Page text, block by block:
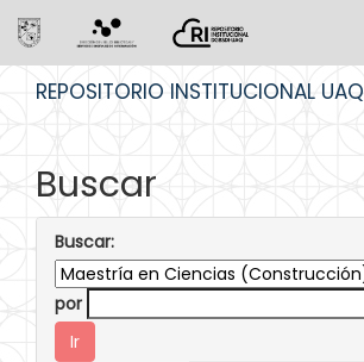
REPOSITORIO INSTITUCIONAL UAQ
Buscar
Buscar:
por